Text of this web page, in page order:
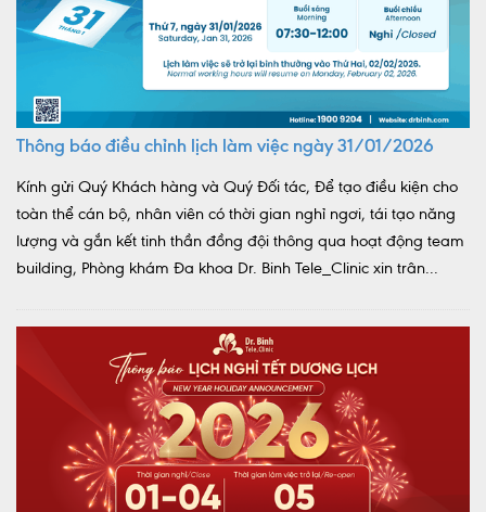
Thông báo điều chỉnh lịch làm việc ngày 31/01/2026
Kính gửi Quý Khách hàng và Quý Đối tác, Để tạo điều kiện cho
toàn thể cán bộ, nhân viên có thời gian nghỉ ngơi, tái tạo năng
lượng và gắn kết tinh thần đồng đội thông qua hoạt động team
building, Phòng khám Đa khoa Dr. Binh Tele_Clinic xin trân...